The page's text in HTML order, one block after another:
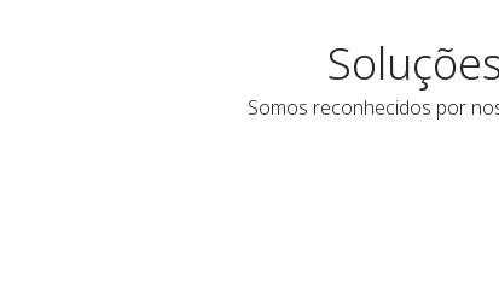
Somos reconhecidos por